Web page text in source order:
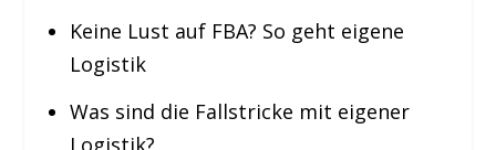
Keine Lust auf FBA? So geht eigene
Logistik
Was sind die Fallstricke mit eigener
Logistik?